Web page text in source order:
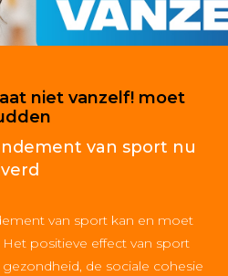
niet vanzelf! moet
van sport nu
van sport kan en moet
positieve effect van sport
de sociale cohesie